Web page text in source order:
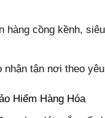
hàng cồng kềnh,
nhận tận nơi theo
Hiểm Hàng Hóa